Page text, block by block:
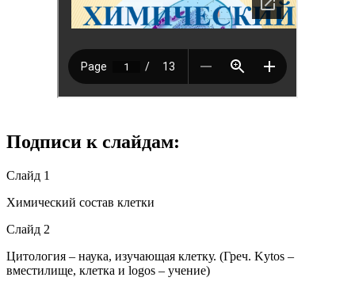
Подписи к слайдам:
Слайд 1
Химический состав клетки
Слайд 2
Цитология – наука, изучающая клетку. (Греч. Kytos –
вместилище, клетка и logos – учение)